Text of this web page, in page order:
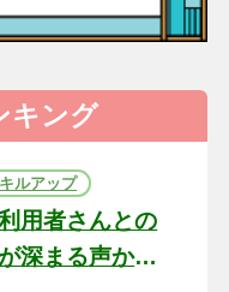
キング
ルアップ
用者さんとの
深まる声かけ